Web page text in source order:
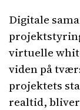
Digitale
virtuelle
viden på
projektets
realtid,